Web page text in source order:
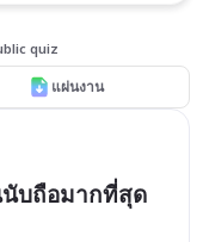
quiz
แผ่นงาน
บถือมากที่สุด